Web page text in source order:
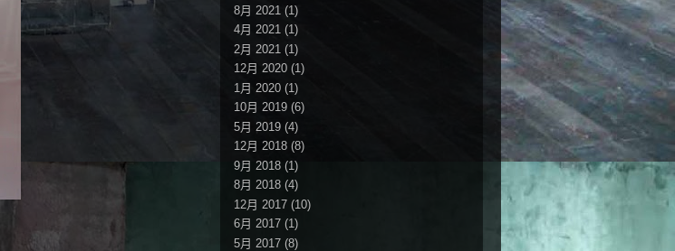
8月 2021 (1)
4月 2021 (1)
2月 2021 (1)
12月 2020 (1)
1月 2020 (1)
10月 2019 (6)
5月 2019 (4)
12月 2018 (8)
9月 2018 (1)
8月 2018 (4)
12月 2017 (10)
6月 2017 (1)
5月 2017 (8)